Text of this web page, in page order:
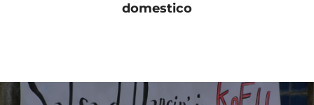
domestico